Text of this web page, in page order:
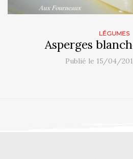
LÉGUMES
Asperges
Publié le 15/04/